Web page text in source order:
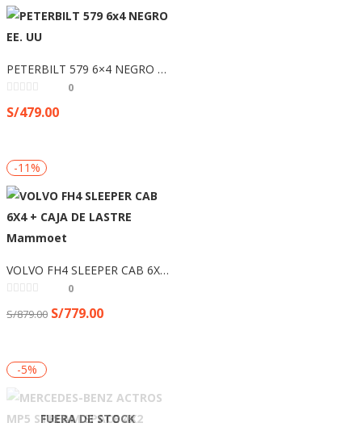
PETERBILT 579 6×4 NEGRO EE. UU
0
S/479.00
-11%
VOLVO FH4 SLEEPER CAB 6X4 + CAJA DE LASTRE Mammoet
0
S/879.00 S/779.00
-5%
FUERA DE STOCK